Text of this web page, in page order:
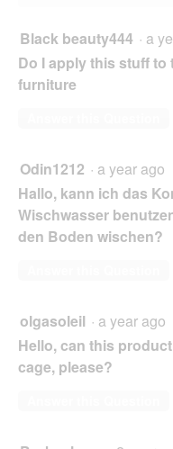
Black beauty444 · a
Do I apply this stuff to
furniture
Odin1212 · a year ago
Hallo, kann ich das
Wischwasser
den Boden wischen?
olgasoleil · a year ago
Hello, can this
cage, please?